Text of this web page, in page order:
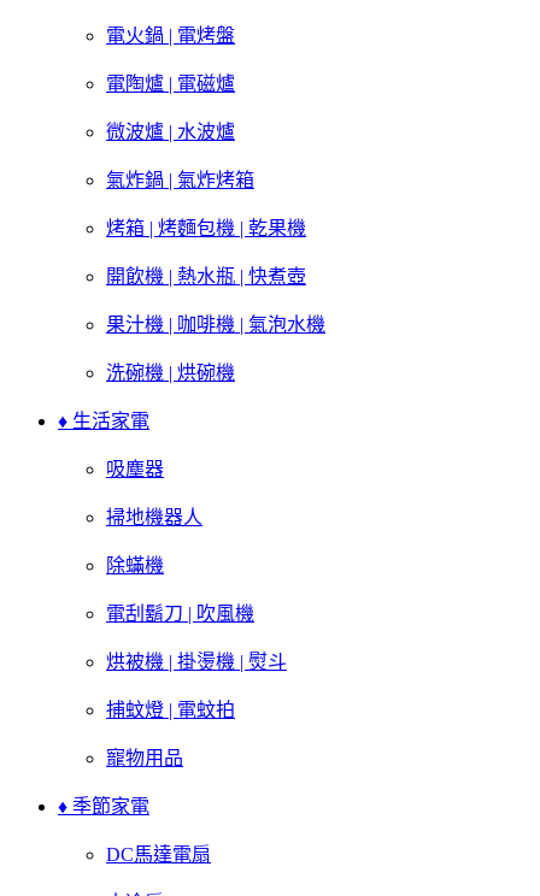
電火鍋 | 電烤盤
電陶爐 | 電磁爐
微波爐 | 水波爐
氣炸鍋 | 氣炸烤箱
烤箱 | 烤麵包機 | 乾果機
開飲機 | 熱水瓶 | 快煮壺
果汁機 | 咖啡機 | 氣泡水機
洗碗機 | 烘碗機
♦ 生活家電
吸塵器
掃地機器人
除蟎機
電刮鬍刀 | 吹風機
烘被機 | 掛燙機 | 熨斗
捕蚊燈 | 電蚊拍
寵物用品
♦ 季節家電
DC馬達電扇